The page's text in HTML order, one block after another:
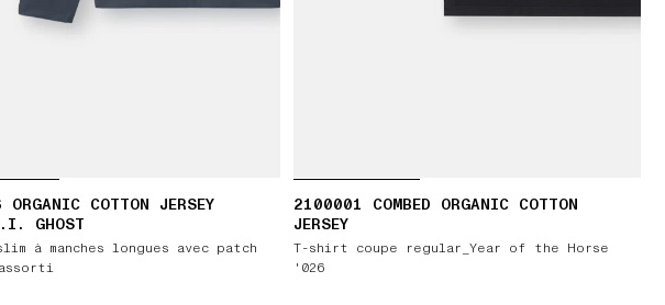
COTTON JERSEY
GHOST
à manches longues avec patch
assorti
2100001 COMBED ORGANIC COTTON
JERSEY
T-shirt coupe regular_Year of the Horse
'026